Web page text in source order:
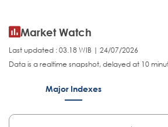
Market Watch
Last updated : 03.18 WIB | 24/07/2026
Data is a realtime snapshot, delayed at 10
Major Indexes